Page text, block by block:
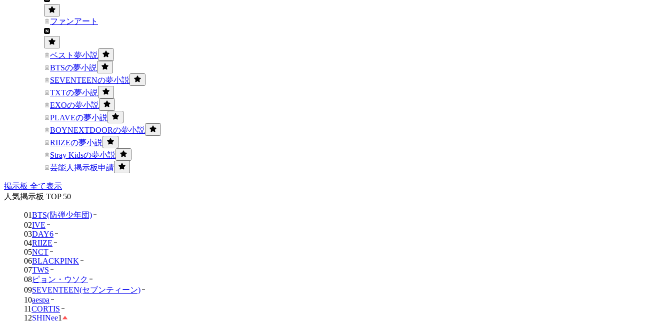
ファンアート
ベスト夢小説
BTSの夢小説
SEVENTEENの夢小説
TXTの夢小説
EXOの夢小説
PLAVEの夢小説
BOYNEXTDOORの夢小説
RIIZEの夢小説
Stray Kidsの夢小説
芸能人掲示板申請
掲示板 全て表示
人気掲示板 TOP 50
01BTS(防弾少年団)
02IVE
03DAY6
04RIIZE
05NCT
06BLACKPINK
07TWS
08ピョン・ウソク
09SEVENTEEN(セブンティーン)
10aespa
11CORTIS
12SHINee1